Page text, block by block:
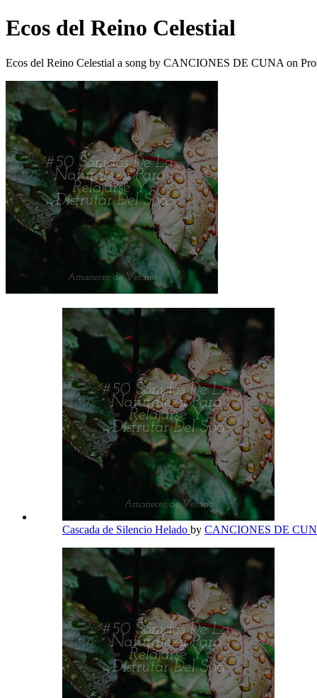
Ecos del Reino Celestial
Ecos del Reino Celestial a song by CANCIONES DE CUNA on
Cascada de Silencio Helado by CANCIONES DE